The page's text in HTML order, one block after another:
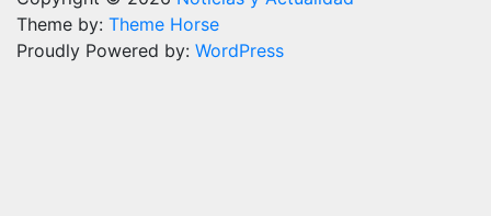
Theme by: Theme Horse
Proudly Powered by: WordPress